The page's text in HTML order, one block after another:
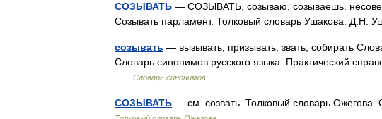
СОЗЫВАТЬ — СОЗЫВАТЬ, созываю, созываешь.
Созывать парламент. Толковый словарь Ушакова. Д.Н.
созывать — вызывать, призывать, звать, собирать
Словарь синонимов русского языка. Практический
Словарь синонимов
СОЗЫВАТЬ — см. созвать. Толковый словарь